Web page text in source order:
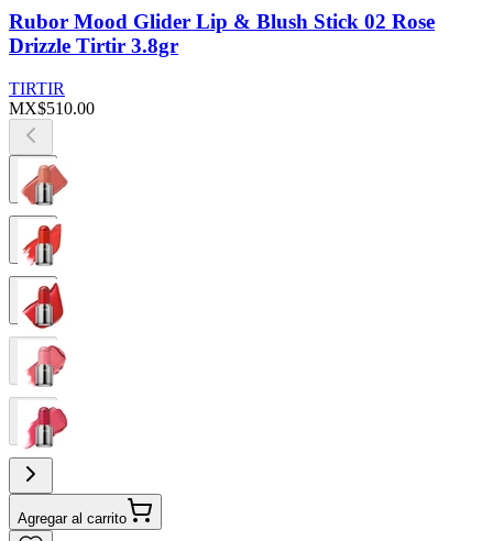
Rubor Mood Glider Lip & Blush Stick 02 Rose
Drizzle Tirtir 3.8gr
TIRTIR
MX$510.00
Agregar al carrito